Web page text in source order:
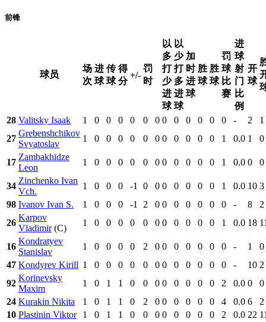
前锋
球员
场
次
进
球
传
球
得
分
+/-
罚
时
以
多
打
少
进
球
以
少
打
多
进
球
加
时
进
球
胜
球
胜
球
罚
球
比
赛
进
球
射
门
比
例
开
球
28 Valitsky Isaak 1 0 0 0 0 0 0 0 0 0 0 0 0 - 2
1
27
Grebenshchikov
Svyatoslav
1 0 0 0 0 0 0 0 0 0 0 0 1 0.0 1 0
17
Zambakhidze
Leon
1 0 0 0 0 0 0 0 0 0 0 0 1 0.0 0 0
34
Zinchenko Ivan
Vch.
1 0 0 0 -1 0 0 0 0 0 0 0 1 0.0 10 3
98 Ivanov Ivan S. 1 0 0 0 -1 2 0 0 0 0 0 0 0 - 8
2
26
Karpov
Vladimir(C)
1 0 0 0 0 0 0 0 0 0 0 0 1 0.0 18
16
Kondratyev
Stanislav
1 0 0 0 0 2 0 0 0 0 0 0 0 - 1
0
47 Kondyrev Kirill 1 0 0 0 0 0 0 0 0 0 0 0 0 - 10 2
92
Korinevsky
Maxim
1 0 1 1 0 0 0 0 0 0 0 0 2 0.0 0
0
24 Kurakin Nikita 1 0 1 1 0 2 0 0 0 0 0 0 4 0.0 6
2
10 Plastinin Viktor 1 0 1 1 0 0 0 0 0 0 0 0 2 0.0 22